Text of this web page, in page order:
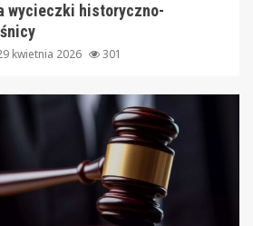
wycieczki historyczno-
kwietnia 2026 301